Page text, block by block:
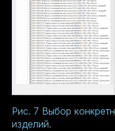
Рис. 7 Выбор
изделий.